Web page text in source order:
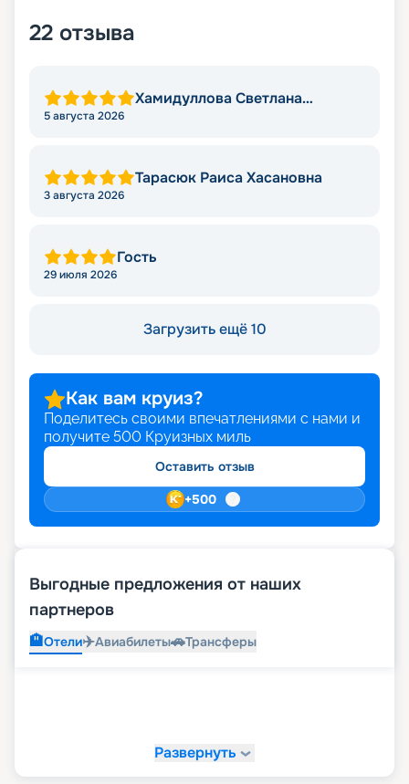
22 отзыва
Хамидуллова Светлана
5 августа 2026
Тарасюк Раиса Хасановна
3 августа 2026
Гость
29 июля 2026
Загрузить ещё 10
Как вам круиз?
Поделитесь своими впечатлениями с нами и
получите 500 Круизных миль
Оставить отзыв
+500
Выгодные предложения от наших
партнеров
🏨Отели✈️Авиабилеты🚗Трансферы
Развернуть